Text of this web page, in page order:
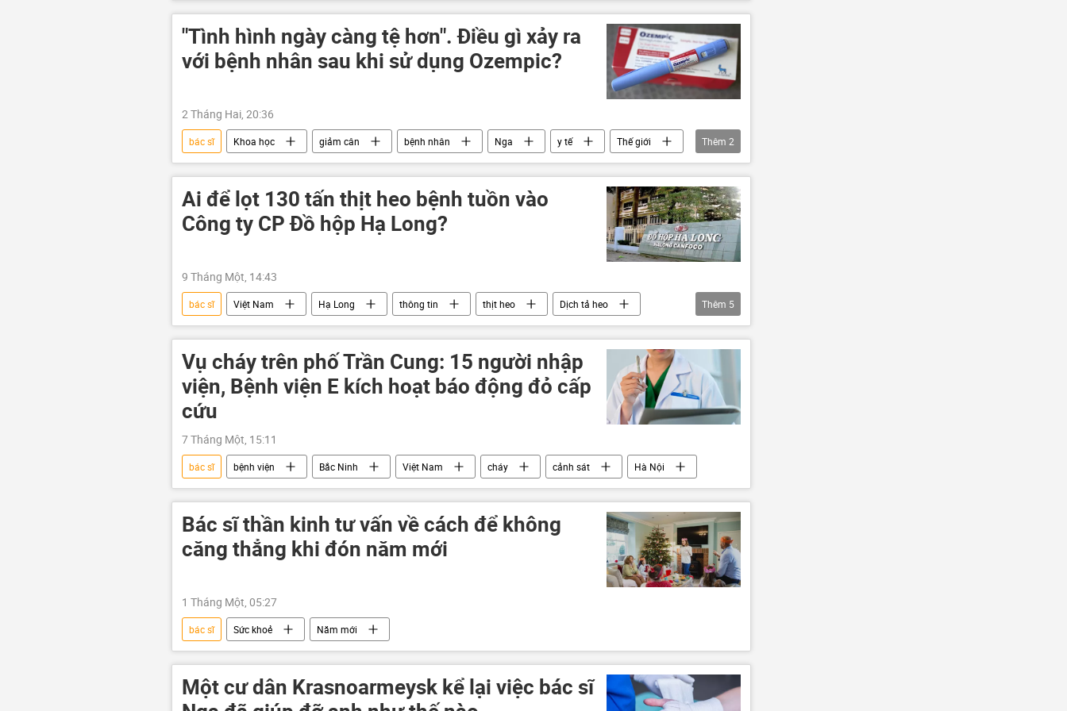
"Tình hình ngày càng tệ hơn". Điều gì xảy ra
với bệnh nhân sau khi sử dụng Ozempic?
2 Tháng Hai, 20:36
bác sĩ Khoa học giảm cân bệnh nhân Nga y tế
Thế giới
Nhà khoa học
thuốc
Thêm 2
Ai để lọt 130 tấn thịt heo bệnh tuồn vào
Công ty CP Đồ hộp Hạ Long?
9 Tháng Một, 14:43
bác sĩ Việt Nam Hạ Long thông tin thịt heo
Dịch tả heo
Hải Phòng
công an Pháp luật doanh nghiệp vi phạm
Thêm 5
Vụ cháy trên phố Trần Cung: 15 người nhập
viện, Bệnh viện E kích hoạt báo động đỏ cấp
cứu
7 Tháng Một, 15:11
bác sĩ bệnh viện Bắc Ninh Việt Nam cháy cảnh sát Hà Nội
Bác sĩ thần kinh tư vấn về cách để không
căng thẳng khi đón năm mới
1 Tháng Một, 05:27
bác sĩ Sức khoẻ Năm mới
Một cư dân Krasnoarmeysk kể lại việc bác sĩ